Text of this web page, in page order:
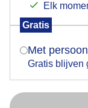
Elk
Gratis
Met
Gratis blijven
Goedemorgen
Is